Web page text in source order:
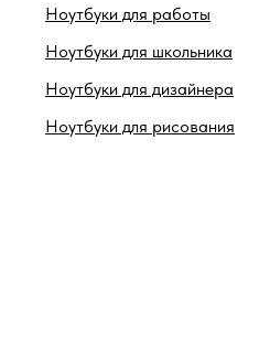
Ноутбуки для работы
Ноутбуки для школьника
Ноутбуки для дизайнера
Ноутбуки для рисования